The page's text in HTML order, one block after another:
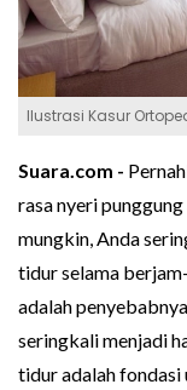
Ilustrasi Kasur
Suara.com -
rasa nyeri
mungkin, Anda
tidur selama
adalah
seringkali menjadi
tidur adalah fondasi